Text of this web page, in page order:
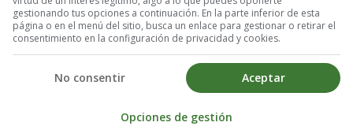
para colorear San Valentín -
gestionando tus opciones a continuación. En la parte inferior de esta
página o en el menú del sitio, busca un enlace para gestionar o retirar el
consentimiento en la configuración de privacidad y cookies.
Aceptar
No consentir
Opciones de gestión